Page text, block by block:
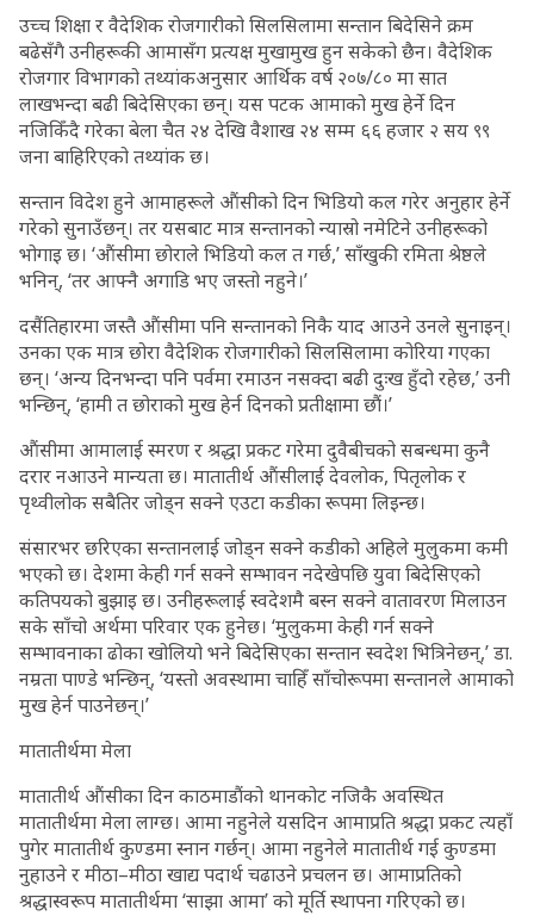
उच्च शिक्षा र वैदेशिक रोजगारीको सिलसिलामा सन्तान बिदेसिने क्रम
बढेसँगै उनीहरूकी आमासँग प्रत्यक्ष मुखामुख हुन सकेको छैन। वैदेशिक
रोजगार विभागको तथ्यांकअनुसार आर्थिक वर्ष २०७/८० मा सात
लाखभन्दा बढी बिदेसिएका छन्। यस पटक आमाको मुख हेर्ने दिन
नजिकिँदै गरेका बेला चैत २४ देखि वैशाख २४ सम्म ६६ हजार २ सय ९९
जना बाहिरिएको तथ्यांक छ।
सन्तान विदेश हुने आमाहरूले औंसीको दिन भिडियो कल गरेर अनुहार हेर्ने
गरेको सुनाउँछन्। तर यसबाट मात्र सन्तानको न्यास्रो नमेटिने उनीहरूको
भोगाइ छ। ‘औंसीमा छोराले भिडियो कल त गर्छ,’ साँखुकी रमिता श्रेष्ठले
भनिन्, ‘तर आफ्नै अगाडि भए जस्तो नहुने।’
दसैंतिहारमा जस्तै औंसीमा पनि सन्तानको निकै याद आउने उनले सुनाइन्।
उनका एक मात्र छोरा वैदेशिक रोजगारीको सिलसिलामा कोरिया गएका
छन्। ‘अन्य दिनभन्दा पनि पर्वमा रमाउन नसक्दा बढी दुःख हुँदो रहेछ,’ उनी
भन्छिन्, ‘हामी त छोराको मुख हेर्न दिनको प्रतीक्षामा छौं।’
औंसीमा आमालाई स्मरण र श्रद्धा प्रकट गरेमा दुवैबीचको सबन्धमा कुनै
दरार नआउने मान्यता छ। मातातीर्थ औंसीलाई देवलोक, पितृलोक र
पृथ्वीलोक सबैतिर जोड्न सक्ने एउटा कडीका रूपमा लिइन्छ।
संसारभर छरिएका सन्तानलाई जोड्न सक्ने कडीको अहिले मुलुकमा कमी
भएको छ। देशमा केही गर्न सक्ने सम्भावन नदेखेपछि युवा बिदेसिएको
कतिपयको बुझाइ छ। उनीहरूलाई स्वदेशमै बस्न सक्ने वातावरण मिलाउन
सके साँचो अर्थमा परिवार एक हुनेछ। ‘मुलुकमा केही गर्न सक्ने
सम्भावनाका ढोका खोलियो भने बिदेसिएका सन्तान स्वदेश भित्रिनेछन्,’ डा.
नम्रता पाण्डे भन्छिन्, ‘यस्तो अवस्थामा चाहिँ साँचोरूपमा सन्तानले आमाको
मुख हेर्न पाउनेछन्।’
मातातीर्थमा मेला
मातातीर्थ औंसीका दिन काठमाडौंको थानकोट नजिकै अवस्थित
मातातीर्थमा मेला लाग्छ। आमा नहुनेले यसदिन आमाप्रति श्रद्धा प्रकट त्यहाँ
पुगेर मातातीर्थ कुण्डमा स्नान गर्छन्। आमा नहुनेले मातातीर्थ गई कुण्डमा
नुहाउने र मीठा–मीठा खाद्य पदार्थ चढाउने प्रचलन छ। आमाप्रतिको
श्रद्धास्वरूप मातातीर्थमा ‘साझा आमा’ को मूर्ति स्थापना गरिएको छ।